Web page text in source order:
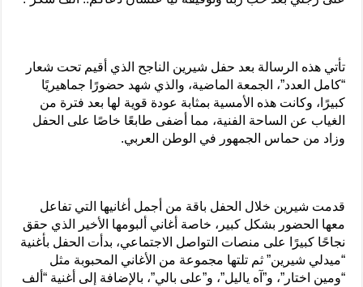
تأتي هذه الرسالة بعد حفل شيرين الناجح الذي أقيم تحت شعار
“كامل العدد”، الجمعة الماضية، والذي شهد حضورًا جماهيريًا
كبيرًا، وكانت هذه الأمسية بمثابة عودة قوية لها بعد فترة من
الغياب عن الساحة الفنية، مما أضفى طابعًا خاصًا على الحفل
وزاد من حماس الجمهور في الوطن العربي.
قدمت شيرين خلال الحفل باقة من أجمل أغانيها التي تفاعل
معها الحضور بشكل كبير، خاصة أغاني ألبومها الأخير الذي حقق
نجاحًا كبيرًا على منصات التواصل الاجتماعي، بدأت الحفل بأغنية
“ميدلي شيرين” ثم تلتها مجموعة من الأغاني المحبوبة مثل
“ومين اختار”، و”آه ياليل”، و”على بالي”، بالإضافة إلى أغنية “ألف